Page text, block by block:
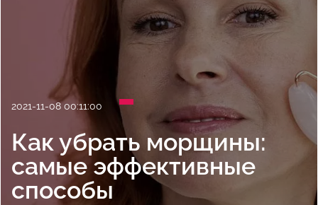
2021-11-08 00:11:00
Как убрать морщины:
самые эффективные
способы